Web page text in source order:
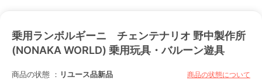
乗用ランボルギーニ チェンテナリオ 野中製作所
(NONAKA WORLD) 乗用玩具・バルーン遊具
商品の状態 ： リユース品新品 商品の状態について